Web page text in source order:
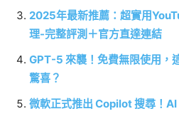
2025年最新推薦：超實用
理-完整評測＋官方直達連結
GPT-5 來襲！免費無限使用，
驚喜？
微軟正式推出 Copilot 搜尋！